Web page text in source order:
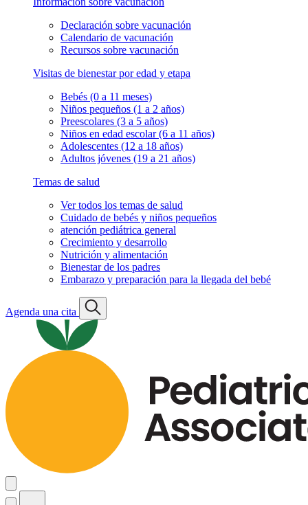
Declaración sobre vacunación
Calendario de vacunación
Recursos sobre vacunación
Visitas de bienestar por edad y etapa
Bebés (0 a 11 meses)
Niños pequeños (1 a 2 años)
Preescolares (3 a 5 años)
Niños en edad escolar (6 a 11 años)
Adolescentes (12 a 18 años)
Adultos jóvenes (19 a 21 años)
Temas de salud
Ver todos los temas de salud
Cuidado de bebés y niños pequeños
atención pediátrica general
Crecimiento y desarrollo
Nutrición y alimentación
Bienestar de los padres
Embarazo y preparación para la llegada del bebé
Agenda una cita